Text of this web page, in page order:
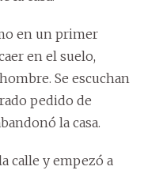
en un primer
en el suelo,
Se escuchan
pedido de
la casa.
calle y empezó a